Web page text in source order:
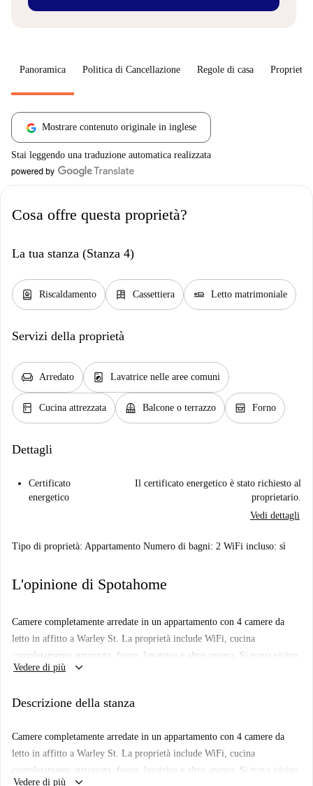
Panoramica Politica di Cancellazione Regole di casa
Mostrare contenuto originale in inglese
Stai leggendo una traduzione automatica realizzata
Cosa offre questa proprietà?
La tua stanza (Stanza 4)
water_heater Riscaldamento dresser Cassettiera airline_seat_flat Letto matrimoniale
Servizi della proprietà
chair Arredato local_laundry_service Lavatrice nelle aree comuni
kitchen Cucina attrezzata balcony Balcone o terrazzo oven_gen Forno
Dettagli
Certificato
energetico
Il certificato energetico è stato richiesto al
proprietario.
Vedi dettagli
Tipo di proprietà: Appartamento Numero di bagni: 2 WiFi incluso: sì
L'opinione di Spotahome
Camere completamente arredate in un appartamento con 4 camere da
letto in affitto a Warley St. La proprietà include WiFi, cucina
completamente attrezzata, forno, lavatrice e altro ancora. Si trova vicino
alla stazione della metropolitana di Bethnal Green ea pochi passi da
presto per un tour guidato più foto a 360 ° e HD.
Vedere di più keyboard_arrow_down
Descrizione della stanza
Camere completamente arredate in un appartamento con 4 camere da
letto in affitto a Warley St. La proprietà include WiFi, cucina
completamente attrezzata, forno, lavatrice e altro ancora. Si trova vicino
Vedere di più